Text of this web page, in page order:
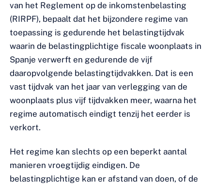
van het Reglement op de inkomstenbelasting
(RIRPF), bepaalt dat het bijzondere regime van
toepassing is gedurende het belastingtijdvak
waarin de belastingplichtige fiscale woonplaats in
Spanje verwerft en gedurende de vijf
daaropvolgende belastingtijdvakken. Dat is een
vast tijdvak van het jaar van verlegging van de
woonplaats plus vijf tijdvakken meer, waarna het
regime automatisch eindigt tenzij het eerder is
verkort.
Het regime kan slechts op een beperkt aantal
manieren vroegtijdig eindigen. De
belastingplichtige kan er afstand van doen, of de